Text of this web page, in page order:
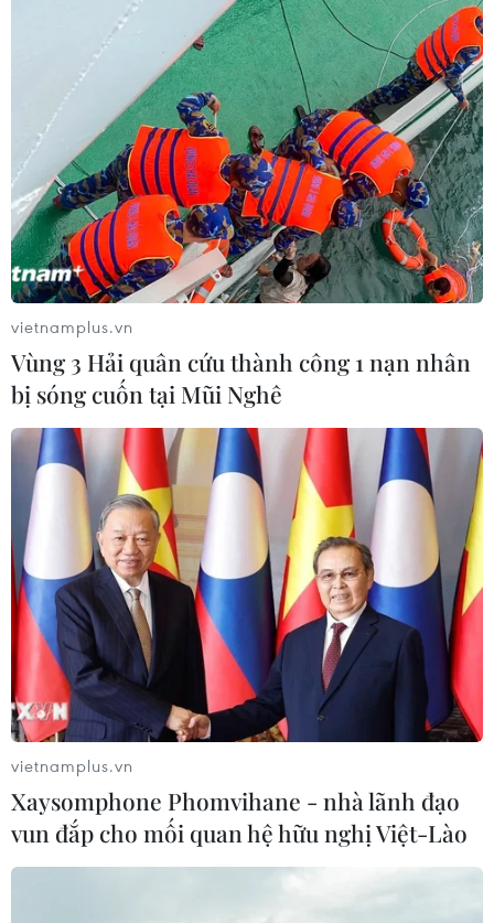
Mỹ cho phép các nhà mạng chặn mặc
định các cuộc gọi quấy rối
07/06/2019 02:07
Các nhà quản lý của Mỹ đã cho phép các công ty điện
thoại chặn mặc định các “cuộc gọi robot” không mong
muốn trong bối cảnh người tiêu dùng Mỹ phải vật lộn
với hàng tỷ cuộc gọi lừa đảo và phiền nhiễu.
vietnamplus.vn
Vùng 3 Hải quân cứu thành công 1 nạn nhân
bị sóng cuốn tại Mũi Nghê
vietnamplus.vn
Xaysomphone Phomvihane - nhà lãnh đạo
vun đắp cho mối quan hệ hữu nghị Việt-Lào